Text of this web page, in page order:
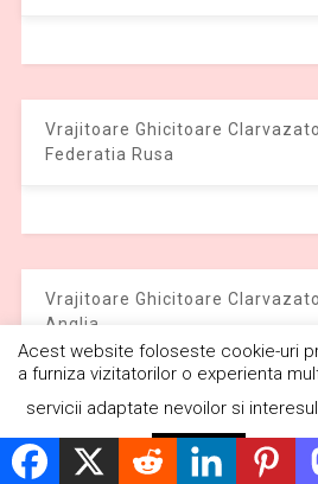
Vrajitoare Ghicitoare
Federatia Rusa
Vrajitoare Ghicitoare
Anglia
Vrajitoare Ghicitoare
Acest website foloseste cookie-uri
a furniza vizitatorilor o experienta
servicii adaptate nevoilor si
Respinge Citește